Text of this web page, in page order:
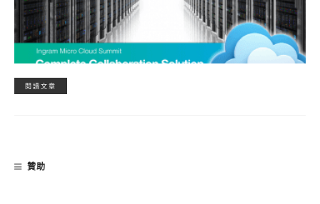
閱讀文章
贊助